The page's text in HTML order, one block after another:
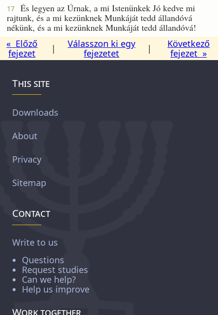
17
És legyen az Úrnak, a mi Istenünkek Jó kedve mi
rajtunk, és a mi kezünknek Munkáját tedd állandóvá
nékünk, és a mi kezünknek Munkáját tedd állandóvá!
« Előző
fejezet
|
Válasszon ki egy
fejezetet
|
Következő
fejezet »
This site
Downloads
About
Privacy
Sitemap
Contact
Write to us
Questions
Request studies
Can we help?
Help us improve
Work together